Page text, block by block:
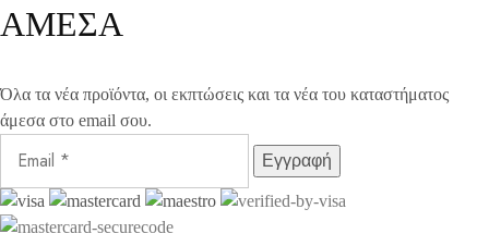
ΑΜΕΣΑ
Όλα τα νέα προϊόντα, οι εκπτώσεις και τα νέα του καταστήματος
άμεσα στο email σου.